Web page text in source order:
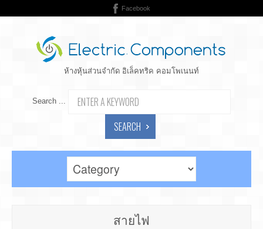
Facebook
ห้างหุ้นส่วนจำกัด อิเล็คทริค คอมโพเนนท์
Search ...
SEARCH
สายไฟ